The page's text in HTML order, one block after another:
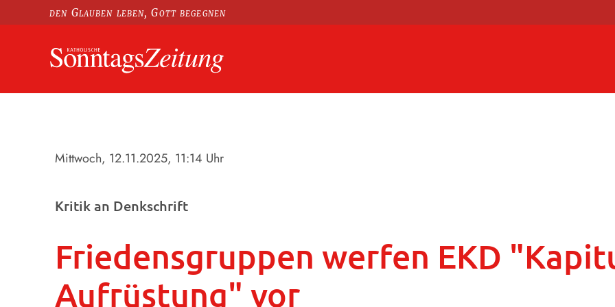
den Glauben leben, Gott begegnen
Mittwoch, 12.11.2025, 11:14 Uhr
Kritik an Denkschrift
Friedensgruppen werfen EKD
Aufrüstung" vor